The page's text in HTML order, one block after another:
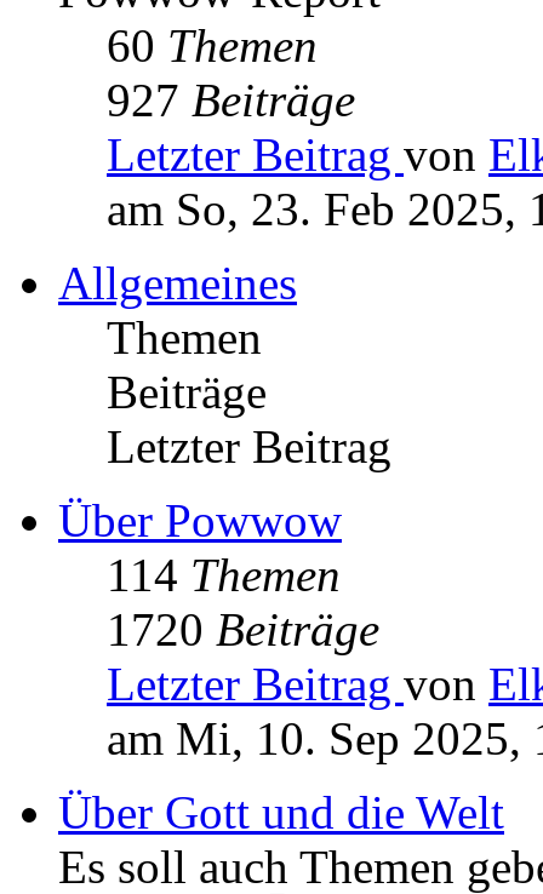
60 Themen
927 Beiträge
Letzter Beitrag von
am So, 23. Feb 2025,
Allgemeines
Themen
Beiträge
Letzter Beitrag
Über Powwow
114 Themen
1720 Beiträge
Letzter Beitrag von
am Mi, 10. Sep 2025,
Über Gott und die Welt
Es soll auch Themen